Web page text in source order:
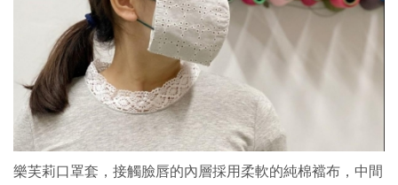
樂芙莉口罩套，接觸臉唇的內層採用柔軟的純棉襠布，中間